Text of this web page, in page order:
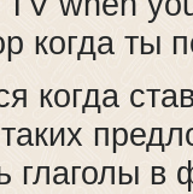
когда ты
когда
глаголы